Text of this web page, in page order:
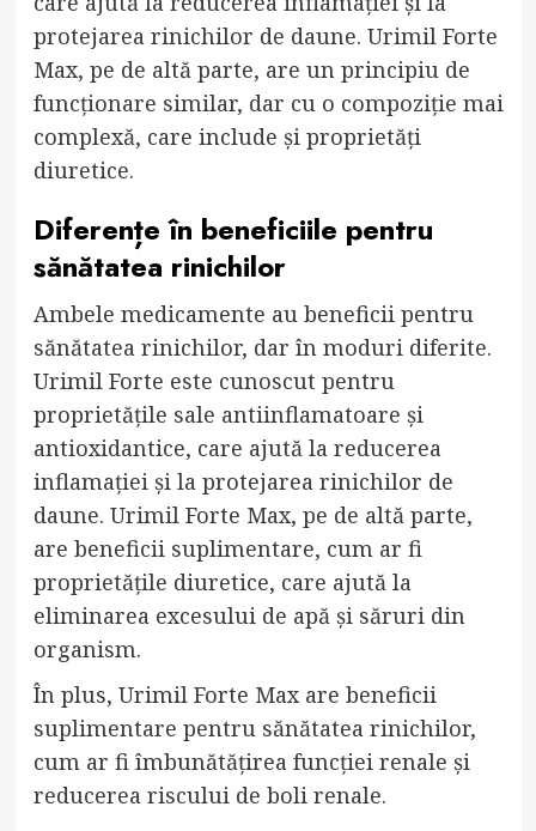
protejarea rinichilor de daune. Urimil Forte
Max, pe de altă parte, are un principiu de
funcționare similar, dar cu o compoziție mai
complexă, care include și proprietăți
diuretice.
Diferențe în beneficiile pentru
sănătatea rinichilor
Ambele medicamente au beneficii pentru
sănătatea rinichilor, dar în moduri diferite.
Urimil Forte este cunoscut pentru
proprietățile sale antiinflamatoare și
antioxidantice, care ajută la reducerea
inflamației și la protejarea rinichilor de
daune. Urimil Forte Max, pe de altă parte,
are beneficii suplimentare, cum ar fi
proprietățile diuretice, care ajută la
eliminarea excesului de apă și săruri din
organism.
În plus, Urimil Forte Max are beneficii
suplimentare pentru sănătatea rinichilor,
cum ar fi îmbunătățirea funcției renale și
reducerea riscului de boli renale.